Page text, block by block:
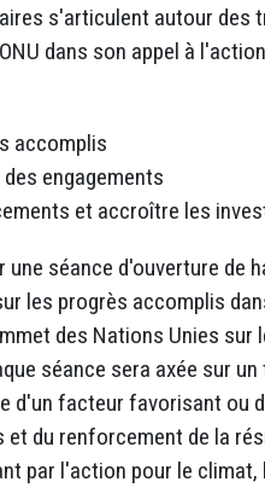
s'articulent autour
dans son appel à
accomplis
engagements
et accroître les
une séance d'ouverture de
les progrès accomplis
des Nations Unies sur
séance sera axée sur
d'un facteur favorisant ou
du renforcement de la
par l'action pour le